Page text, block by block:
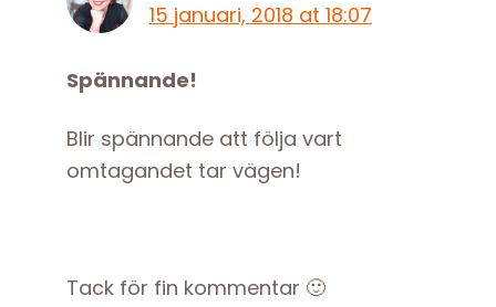
15 januari, 2018 at 18:07
Spännande!
Blir spännande att följa vart
omtagandet tar vägen!
Tack för fin kommentar 🙂